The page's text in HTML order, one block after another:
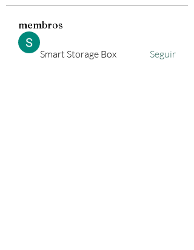
membros
Smart Storage Box Seguir